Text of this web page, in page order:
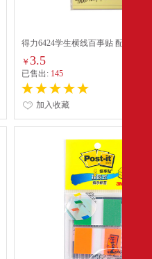
得力6424学生横线百事贴 配
￥3.5
已售出: 145
加入收藏